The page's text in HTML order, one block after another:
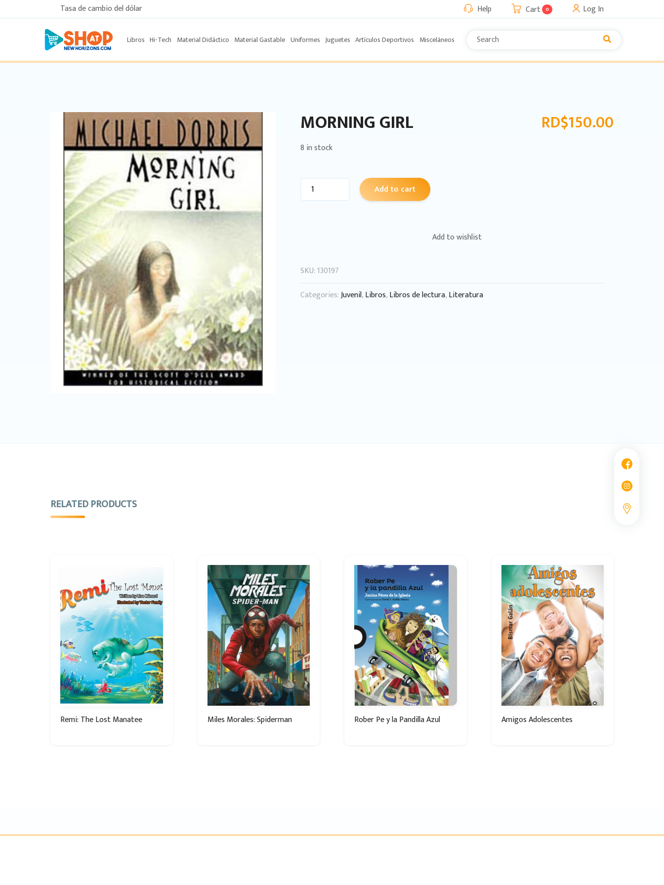
Tasa de cambio del dólar Help Cart 0 Log In
Libros Hi-Tech Material Didáctico Material Gastable Uniformes Juguetes Artículos Deportivos Misceláneos
MORNING GIRL RD$150.00
8 in stock
Add to cart
Add to wishlist
SKU:130197
Categories:Juvenil,Libros,Libros de lectura,Literatura
RELATED PRODUCTS
Remi: The Lost Manatee Miles Morales: Spiderman Rober Pe y la Pandilla Azul Amigos Adolescentes